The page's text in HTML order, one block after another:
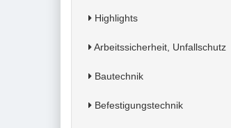
Highlights
Arbeitssicherheit, Unfallschutz
Bautechnik
Befestigungstechnik